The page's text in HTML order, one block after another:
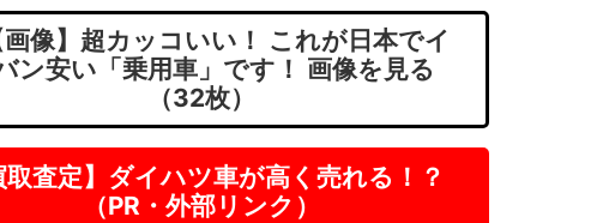
像】超カッコいい！ これが日本でイ
ン安い「乗用車」です！ 画像を見る
（32枚）
取査定】ダイハツ車が高く売れる！？
（PR・外部リンク）